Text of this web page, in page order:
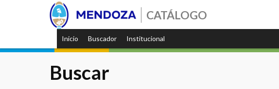
CATÁLOGO
Inicio Buscador Institucional
Buscar